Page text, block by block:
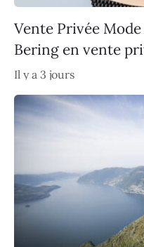
Vente Privée
Bering en vente
Il y a 3 jours